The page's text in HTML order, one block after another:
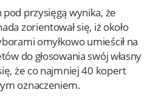
pod przysięgą wynika, że
zorientował się, iż około
omyłkowo umieścił na
do głosowania swój własny
że co najmniej 40 kopert
oznaczeniem.